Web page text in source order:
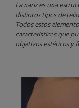
La nariz es una
distintos tipos de
Todos estos
característicos que
objetivos estéticos y